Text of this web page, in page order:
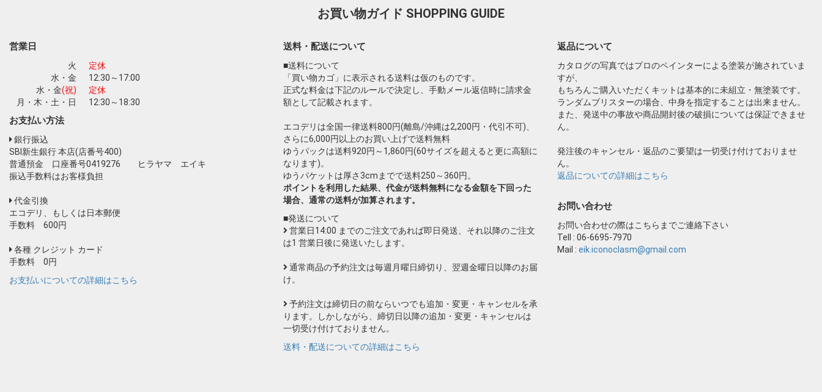
お買い物ガイド SHOPPING GUIDE
営業日
火
定休
水・金
12:30～17:00
水・金(祝)
定休
月・木・土・日
12:30～18:30
お支払い方法
銀行振込
SBI新生銀行 本店(店番号400)
普通預金 口座番号0419276 ヒラヤマ エイキ
振込手数料はお客様負担
代金引換
エコデリ、もしくは日本郵便
手数料 600円
各種 クレジット カード
手数料 0円
お支払いについての詳細はこちら
送料・配送について
■送料について
「買い物カゴ」に表示される送料は仮のものです。
正式な料金は下記のルールで決定し、手動メール返信時に請求金
額として記載されます。
エコデリは全国一律送料800円(離島/沖縄は2,200円・代引不可)、
さらに6,000円以上のお買い上げで送料無料
ゆうパックは送料920円～1,860円(60サイズを超えると更に高額に
なります)。
ゆうパケットは厚さ3cmまでで送料250～360円。
ポイントを利用した結果、代金が送料無料になる金額を下回った
場合、通常の送料が加算されます。
■発送について
営業日14:00 までのご注文であれば即日発送、それ以降のご注文
は1 営業日後に発送いたします。
通常商品の予約注文は毎週月曜日締切り、翌週金曜日以降のお届
け。
予約注文は締切日の前ならいつでも追加・変更・キャンセルを承
ります。しかしながら、締切日以降の追加・変更・キャンセルは
一切受け付けておりません。
送料・配送についての詳細はこちら
返品について
カタログの写真ではプロのペインターによる塗装が施されていま
すが、
もちろんご購入いただくキットは基本的に未組立・無塗装です。
ランダムブリスターの場合、中身を指定することは出来ません。
また、発送中の事故や商品開封後の破損については保証できませ
ん。
発注後のキャンセル・返品のご要望は一切受け付けておりませ
ん。
返品についての詳細はこちら
お問い合わせ
お問い合わせの際はこちらまでご連絡下さい
Tell : 06-6695-7970
Mail : eik.iconoclasm@gmail.com